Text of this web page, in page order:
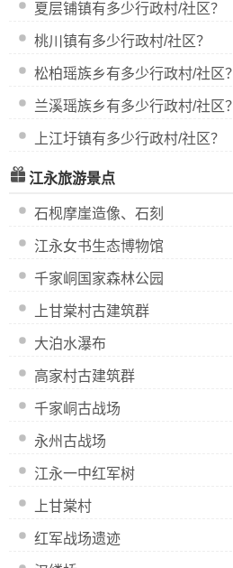
夏层铺镇有多少行政村/社区？
桃川镇有多少行政村/社区？
松柏瑶族乡有多少行政村/社区？
兰溪瑶族乡有多少行政村/社区？
上江圩镇有多少行政村/社区？
江永旅游景点
石枧摩崖造像、石刻
江永女书生态博物馆
千家峒国家森林公园
上甘棠村古建筑群
大泊水瀑布
高家村古建筑群
千家峒古战场
永州古战场
江永一中红军树
上甘棠村
红军战场遗迹